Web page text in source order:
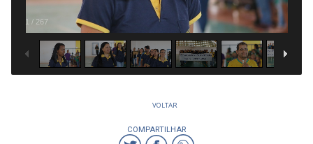
1 / 267
VOLTAR
COMPARTILHAR